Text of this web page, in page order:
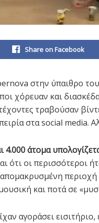
Share on Facebook
στην ύπαιθρο του
χόρευαν και
τραβούσαν
στα social media.
4.000 άτομα
ότι οι περισσότεροι
και ποτά σε
αγοράσει